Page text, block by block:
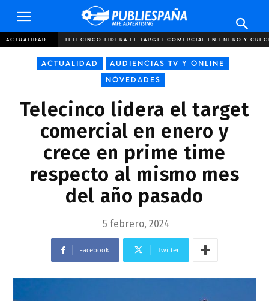
Publiespaña
ACTUALIDAD TELECINCO LIDERA EL TARGET COMERCIAL EN ENERO Y
ACTUALIDAD
AUDIENCIAS TV Y ONLINE
NOVEDADES
Telecinco lidera el target
comercial en enero y
crece en prime time
respecto al mismo mes
del año pasado
5 febrero, 2024
Facebook Twitter